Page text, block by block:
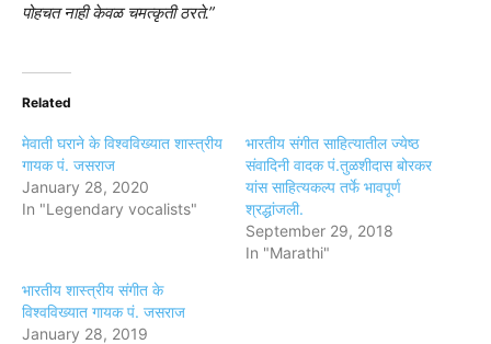
पोहचत नाही केवळ चमत्कृती ठरते.”
Related
मेवाती घराने के विश्वविख्यात शास्त्रीय
गायक पं. जसराज
January 28, 2020
In "Legendary vocalists"
भारतीय संगीत साहित्यातील ज्येष्ठ
संवादिनी वादक पं.तुळशीदास बोरकर
यांस साहित्यकल्प तर्फे भावपूर्ण
श्रद्धांजली.
September 29, 2018
In "Marathi"
भारतीय शास्त्रीय संगीत के
विश्वविख्यात गायक पं. जसराज
January 28, 2019